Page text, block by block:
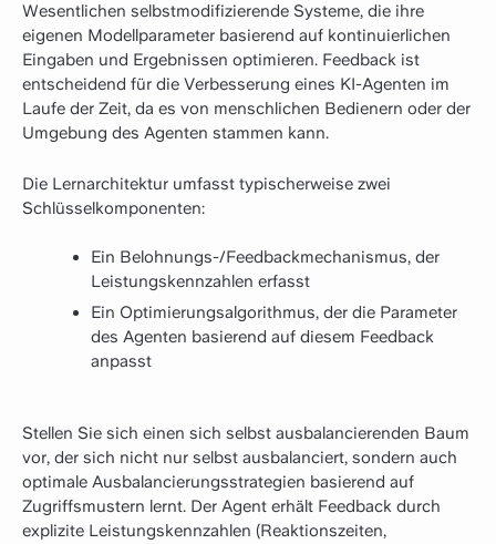
Wesentlichen selbstmodifizierende Systeme, die ihre
eigenen Modellparameter basierend auf kontinuierlichen
Eingaben und Ergebnissen optimieren. Feedback ist
entscheidend für die Verbesserung eines KI-Agenten im
Laufe der Zeit, da es von menschlichen Bedienern oder der
Umgebung des Agenten stammen kann.
Die Lernarchitektur umfasst typischerweise zwei
Schlüsselkomponenten:
Ein Belohnungs-/Feedbackmechanismus, der
Leistungskennzahlen erfasst
Ein Optimierungsalgorithmus, der die Parameter
des Agenten basierend auf diesem Feedback
anpasst
Stellen Sie sich einen sich selbst ausbalancierenden Baum
vor, der sich nicht nur selbst ausbalanciert, sondern auch
optimale Ausbalancierungsstrategien basierend auf
Zugriffsmustern lernt. Der Agent erhält Feedback durch
explizite Leistungskennzahlen (Reaktionszeiten,